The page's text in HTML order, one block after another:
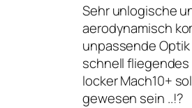
Sehr unlogische
aerodynamisch
unpassende
schnell fliegendes
locker Mach10+
gewesen sein ..!?